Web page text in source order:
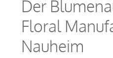
Der
Floral
Nauheim